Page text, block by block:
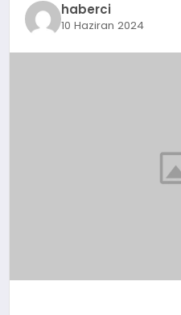
EĞITIMhaberci
10 Haziran 2024